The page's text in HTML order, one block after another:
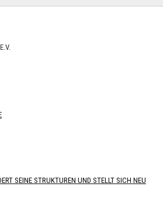
SEINE STRUKTUREN UND STELLT SICH NEU